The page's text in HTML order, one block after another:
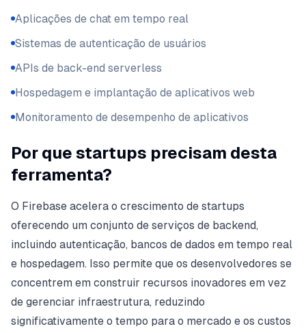
Aplicações de chat em tempo real
Sistemas de autenticação de usuários
APIs de back-end serverless
Hospedagem e implantação de aplicativos web
Monitoramento de desempenho de aplicativos
Por que startups precisam desta
ferramenta?
O Firebase acelera o crescimento de startups
oferecendo um conjunto de serviços de backend,
incluindo autenticação, bancos de dados em tempo real
e hospedagem. Isso permite que os desenvolvedores se
concentrem em construir recursos inovadores em vez
de gerenciar infraestrutura, reduzindo
significativamente o tempo para o mercado e os custos